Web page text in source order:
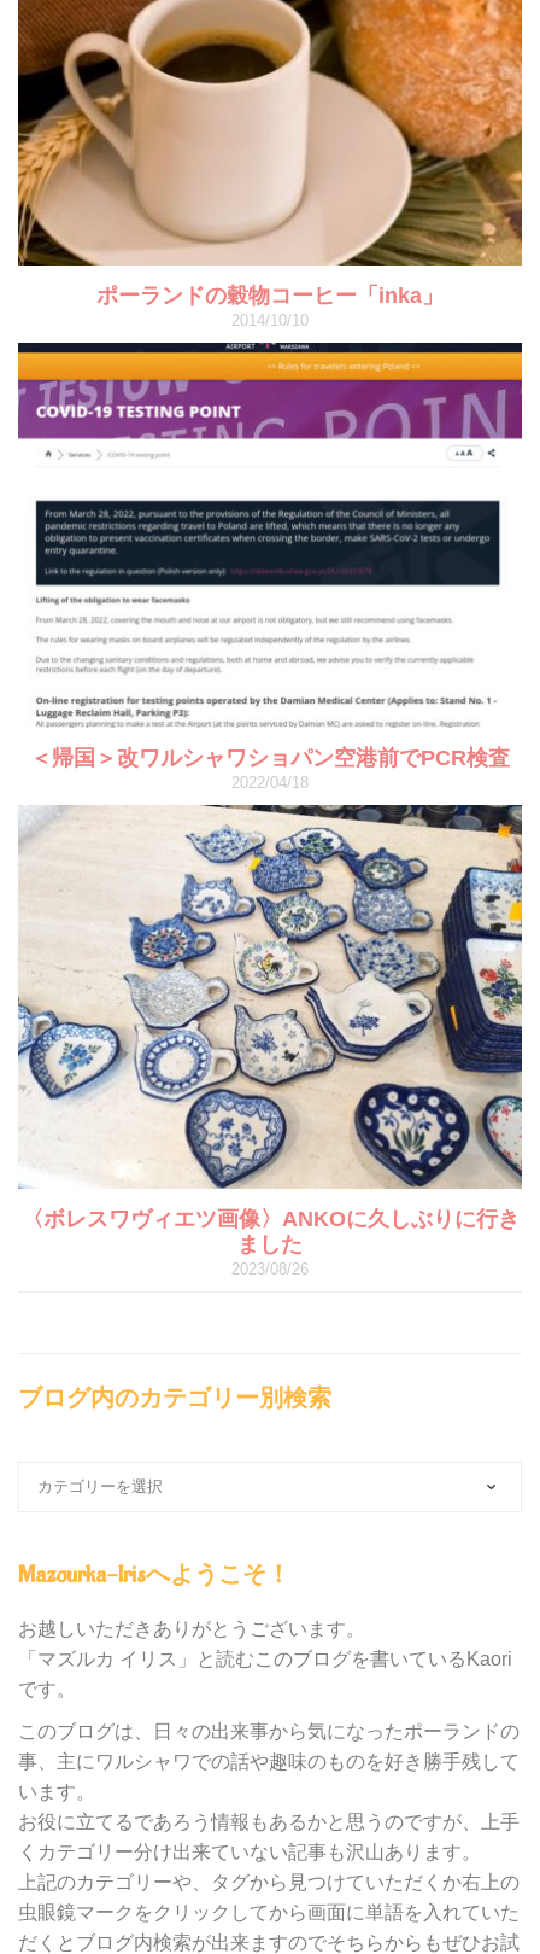
ポーランドの穀物コーヒー「inka」
2014/10/10
＜帰国＞改ワルシャワショパン空港前でPCR検査
2022/04/18
〈ボレスワヴィエツ画像〉ANKOに久しぶりに行き
ました
2023/08/26
ブログ内のカテゴリー別検索
の
テ
ゴ
ー
別
検
索
Mazourka-Irisへようこそ！
お越しいただきありがとうございます。
「マズルカ イリス」と読むこのブログを書いているKaori
です。
このブログは、日々の出来事から気になったポーランドの
事、主にワルシャワでの話や趣味のものを好き勝手残して
います。
お役に立てるであろう情報もあるかと思うのですが、上手
くカテゴリー分け出来ていない記事も沢山あります。
上記のカテゴリーや、タグから見つけていただくか右上の
虫眼鏡マークをクリックしてから画面に単語を入れていた
だくとブログ内検索が出来ますのでそちらからもぜひお試